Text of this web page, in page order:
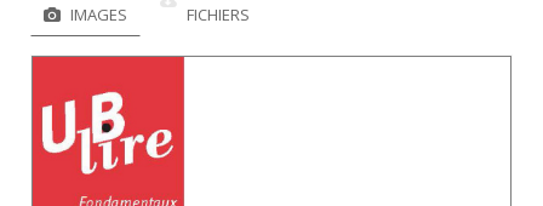
IMAGES FICHIERS